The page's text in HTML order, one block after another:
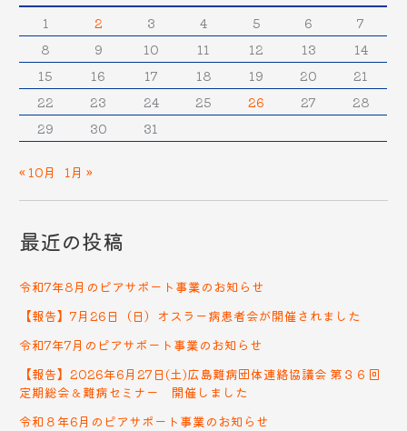
1
2 3 4 5 6
7
8
9 10 11 12 13
14
15
16 17 18 19 20
21
22
23 24 25 26 27
28
29
30 31
« 10月 1月 »
最近の投稿
令和7年8月のピアサポート事業のお知らせ
【報告】7月26日（日）オスラー病患者会が開催されました
令和7年7月のピアサポート事業のお知らせ
【報告】2026年6月27日(土)広島難病団体連絡協議会 第３６回
定期総会＆難病セミナー 開催しました
令和８年6月のピアサポート事業のお知らせ